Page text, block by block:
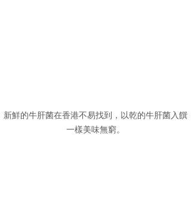
新鮮的牛肝菌在香港不易找到，以乾的牛肝菌入饌
一樣美味無窮。